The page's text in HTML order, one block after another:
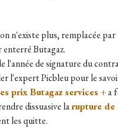
n'existe plus, remplacée
Butagaz.
l'année de signature du
l'expert Picbleu pour le
prix Butagaz services +a
dissuasive larupture de
les quitte.